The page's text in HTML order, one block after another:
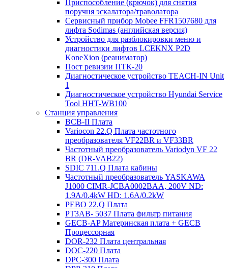
Приспособление (крючок) для снятия
поручня эскалатора/траволатора
Сервисный прибор Mobee FFR1507680 для
лифта Sodimas (английская версия)
Устройство для разблокировки меню и
диагностики лифтов LCEKNX P2D
KoneXion (реаниматор)
Пост ревизии ПТК-20
Диагностическое устройство TEACH-IN Unit
1
Диагностическое устройство Hyundai Service
Tool HHT-WB100
Станция управления
BCB-II Плата
Variocon 22.Q Плата частотного
преобразователя VF22BR и VF33BR
Частотный преобразователь Variodyn VF 22
BR (DR-VAB22)
SDIC 711.Q Плата кабины
Частотный преобразователь YASKAWA
J1000 CIMR-JCBA0002BAA, 200V ND:
1.9A/0.4kW HD: 1.6A/0.2kW
PEBO 22.Q Плата
РТ3АВ- 5037 Плата фильтр питания
GECB-AP Материнская плата + GECB
Процессорная
DOR-232 Плата центральная
DOC-220 Плата
DPC-300 Плата